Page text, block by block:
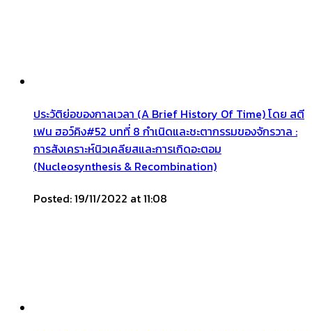
ประวัติย่อของกาลเวลา (A Brief History Of Time) โดย สตี
เฟน ฮอว์คิง#52 บทที่ 8 กำเนิดและชะตากรรมของจักรวาล :
การสังเคราะห์นิวเคลียสและการเกิดอะตอม
(Nucleosynthesis & Recombination)
Posted: 19/11/2022 at 11:08